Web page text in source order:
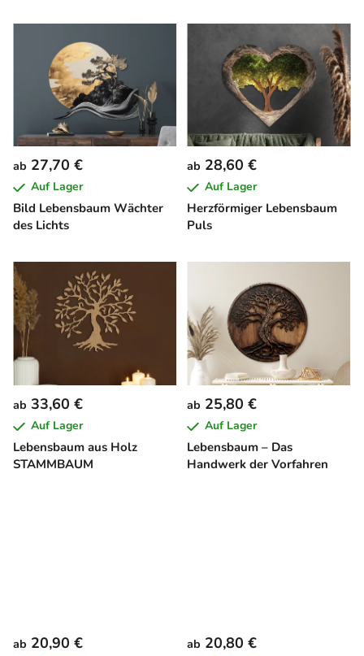
Bild Lebensbaum Wächter
des Lichts
ab 27,70 €
Auf Lager
Herzförmiger Lebensbaum
Puls
ab 28,60 €
Auf Lager
Lebensbaum aus Holz
STAMMBAUM
ab 33,60 €
Auf Lager
Lebensbaum – Das
Handwerk der Vorfahren
ab 25,80 €
Auf Lager
ab 20,90 € ab 20,80 €